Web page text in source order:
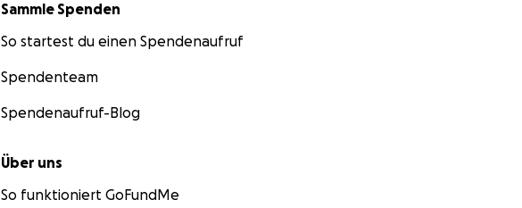
Sammle Spenden
So startest du einen Spendenaufruf
Spendenteam
Spendenaufruf-Blog
Über uns
So funktioniert GoFundMe